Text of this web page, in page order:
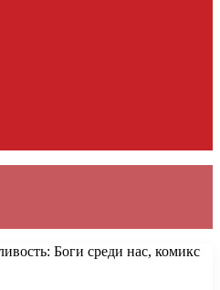
Боги среди нас, комикс